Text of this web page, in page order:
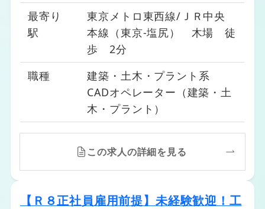
世田谷区）
23区西エリア（練馬区、中野区、杉並区）
23区北エリア（豊島区、北区、板橋区）
市部エリア（八王子市、立川市、武蔵野
市、調布市、町田市…他）
最寄り
駅
東京メトロ東西線/ＪＲ中央
本線（東京-塩尻） 木場 徒
歩 2分
職種
建築・土木・プラント系
CADオペレーター（建築・土
木・プラント）
この求人の詳細を見る
【Ｒ８正社員雇用前提】未経験歓迎！工